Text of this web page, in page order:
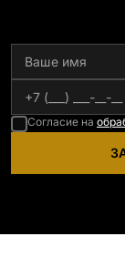
Согласие на